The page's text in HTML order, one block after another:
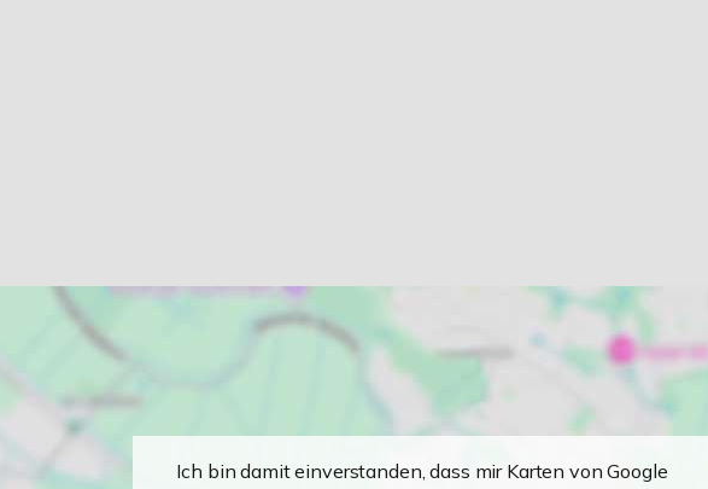
Ich bin damit einverstanden, dass mir Karten von Google